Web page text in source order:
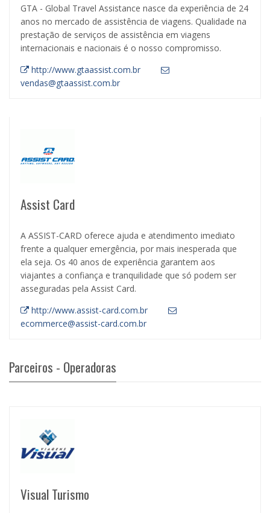
GTA - Global Travel Assistance nasce da experiência de 24
anos no mercado de assistência de viagens. Qualidade na
prestação de serviços de assistência em viagens
internacionais e nacionais é o nosso compromisso.
http://www.gtaassist.com.br
vendas@gtaassist.com.br
Assist Card
A ASSIST-CARD oferece ajuda e atendimento imediato
frente a qualquer emergência, por mais inesperada que
ela seja. Os 40 anos de experiência garantem aos
viajantes a confiança e tranquilidade que só podem ser
asseguradas pela Assist Card.
http://www.assist-card.com.br
ecommerce@assist-card.com.br
Parceiros - Operadoras
Visual Turismo